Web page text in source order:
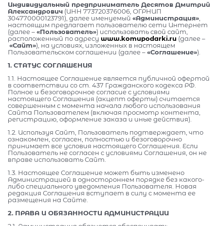
Индивидуальный предприниматель Десятов Дмитрий
Александрович (ИНН 773720376006, ОГРНИП
304770000123791), далее именуемый «Администрация»
настоящим предлагает пользователю сети Интернет
(далее –«Пользователь») использовать свой сайт,
расположенный по адресу www.komupodarki.ru (далее –
«Сайт»), на условиях, изложенных в настоящем
Пользовательском соглашении (далее –«Соглашение»).
1. СТАТУС СОГЛАШЕНИЯ
1.1. Настоящее Соглашение является публичной офертой
в соответствии со ст. 437 Гражданского кодекса РФ.
Полное и безоговорочное согласие с условиями
настоящего Соглашения (акцепт оферты) считается
совершенным с момента начала любого использования
Сайта Пользователем (включая просмотр контента,
регистрацию, оформление заказа и иные действия).
1.2. Используя Сайт, Пользователь подтверждает, что
ознакомлен, согласен, полностью и безоговорочно
принимает все условия настоящего Соглашения. Если
Пользователь не согласен с условиями Соглашения, он не
вправе использовать Сайт.
1.3. Настоящее Соглашение может быть изменено
Администрацией в одностороннем порядке без какого-
либо специального уведомления Пользователя. Новая
редакция Соглашения вступает в силу с момента ее
размещения на Сайте.
2. ПРАВА И ОБЯЗАННОСТИ АДМИНИСТРАЦИИ